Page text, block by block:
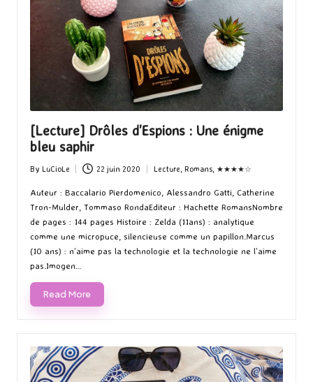
[Lecture] Drôles d’Espions : Une énigme
bleu saphir
Posted
by
By LuCioLe 22 juin 2020
Posted
Lecture, Romans, ★★★★☆
Auteur : Baccalario Pierdomenico, Alessandro Gatti, Catherine
Tron-Mulder, Tommaso RondaEditeur : Hachette RomansNombre
de pages : 144 pages Histoire : Zelda (11ans) : analytique
comme une micropuce, silencieuse comme un papillon.Marcus
(10 ans) : n’aime pas la technologie et la technologie ne l’aime
pas.Imogen…
Read More